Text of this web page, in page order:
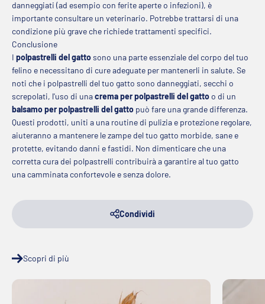
danneggiati (ad esempio con ferite aperte o infezioni), è
importante consultare un veterinario. Potrebbe trattarsi di una
condizione più grave che richiede trattamenti specifici.
Conclusione
I polpastrelli del gattosono una parte essenziale del corpo del tuo
felino e necessitano di cure adeguate per mantenerli in salute. Se
noti che i polpastrelli del tuo gatto sono danneggiati, secchi o
screpolati, l'uso di unacrema per polpastrelli del gattoo di un
balsamo per polpastrelli del gatto può fare una grande differenza.
Questi prodotti, uniti a una routine di pulizia e protezione regolare,
aiuteranno a mantenere le zampe del tuo gatto morbide, sane e
protette, evitando danni e fastidi. Non dimenticare che una
corretta cura dei polpastrelli contribuirà a garantire al tuo gatto
una camminata confortevole e senza dolore.
Condividi
Scopri di più